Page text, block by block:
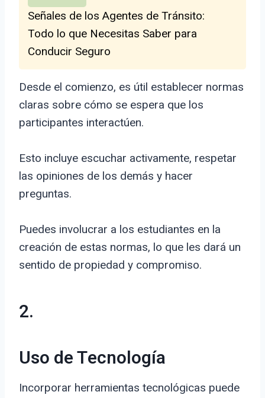
Señales de los Agentes de Tránsito:
Todo lo que Necesitas Saber para
Conducir Seguro
Desde el comienzo, es útil establecer normas
claras sobre cómo se espera que los
participantes interactúen.
Esto incluye escuchar activamente, respetar
las opiniones de los demás y hacer
preguntas.
Puedes involucrar a los estudiantes en la
creación de estas normas, lo que les dará un
sentido de propiedad y compromiso.
2.
Uso de Tecnología
Incorporar herramientas tecnológicas puede